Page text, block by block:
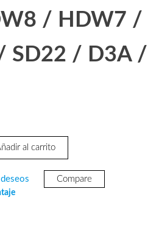
/ HDW7 /
SD22 / D3A /
al carrito
Compare